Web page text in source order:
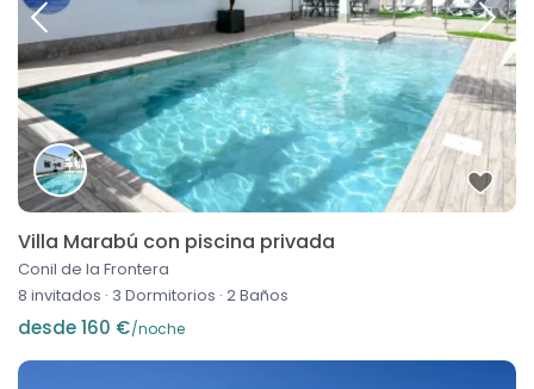
Villa Marabú con piscina privada
Conil de la Frontera
8 invitados · 3 Dormitorios · 2 Baños
desde 160 €/noche